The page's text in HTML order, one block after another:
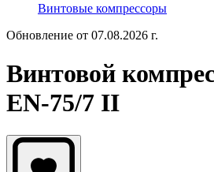
Винтовые компрессоры
Обновление от 07.08.2026 г.
Винтовой
EN-75/7 II